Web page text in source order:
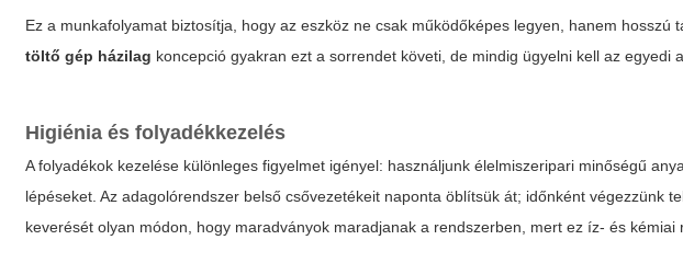
Ez a munkafolyamat biztosítja, hogy az eszköz ne csak működőképes legyen, hanem hosszú
töltő gép házilag koncepció gyakran ezt a sorrendet követi, de mindig ügyelni kell az egyedi
Higiénia és folyadékkezelés
A folyadékok kezelése különleges figyelmet igényel: használjunk élelmiszeripari minőségű
lépéseket. Az adagolórendszer belső csővezetékeit naponta öblítsük át; időnként végezzünk
keverését olyan módon, hogy maradványok maradjanak a rendszerben, mert ez íz- és kémiai